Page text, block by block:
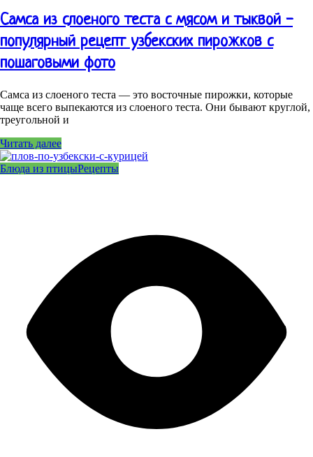
Самса из слоеного теста с мясом и тыквой -
популярный рецепт узбекских пирожков с
пошаговыми фото
Самса из слоеного теста — это восточные пирожки, которые
чаще всего выпекаются из слоеного теста. Они бывают круглой,
треугольной и
Читать далее
Блюда из птицыРецепты